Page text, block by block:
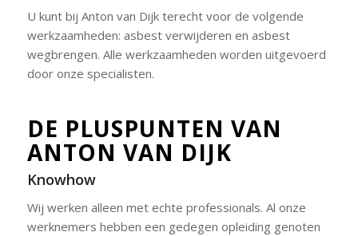
U kunt bij Anton van Dijk terecht voor de volgende
werkzaamheden: asbest verwijderen en asbest
wegbrengen. Alle werkzaamheden worden uitgevoerd
door onze specialisten.
DE PLUSPUNTEN VAN
ANTON VAN DIJK
Knowhow
Wij werken alleen met echte professionals. Al onze
werknemers hebben een gedegen opleiding genoten